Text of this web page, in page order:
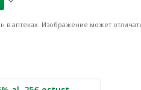
в аптеках. Изображение может